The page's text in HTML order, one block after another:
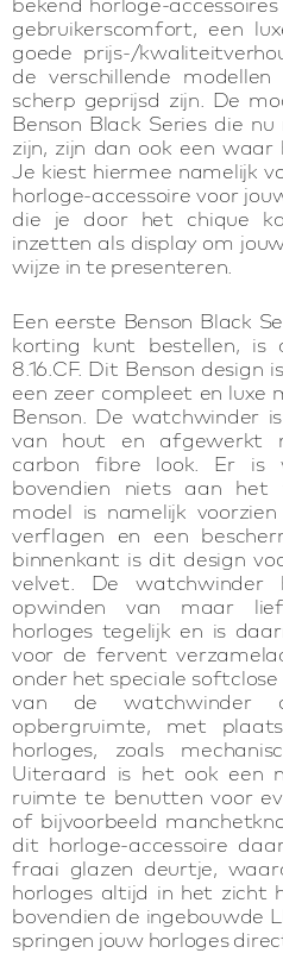
gebruikerscomfort, een
goede prijs-/
de verschillende
scherp geprijsd zijn. De
Benson Black Series die
zijn, zijn dan ook een waar
Je kiest hiermee namelijk
horloge-accessoire voor
die je door het chique
inzetten als display om
wijze in te presenteren.
Een eerste Benson Black
korting kunt bestellen, is
8.16.CF. Dit Benson design
een zeer compleet en luxe
Benson. De watchwinder
van hout en afgewerkt
carbon fibre look. Er is
bovendien niets aan het
model is namelijk
verflagen en een
binnenkant is dit design
velvet. De
opwinden van maar
horloges tegelijk en is
voor de fervent
onder het speciale
van de watchwinder
opbergruimte, met
horloges, zoals
Uiteraard is het ook een
ruimte te benutten voor
of bijvoorbeeld
dit horloge-accessoire
fraai glazen deurtje,
horloges altijd in het zicht
bovendien de ingebouwde
springen jouw horloges